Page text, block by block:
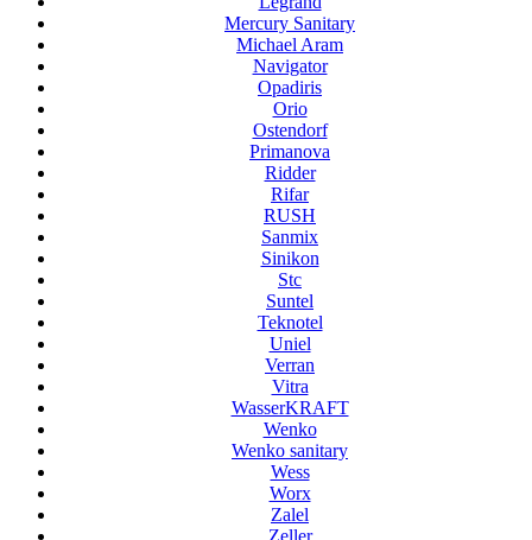
Mercury Sanitary
Michael Aram
Navigator
Opadiris
Orio
Ostendorf
Primanova
Ridder
Rifar
RUSH
Sanmix
Sinikon
Stc
Suntel
Teknotel
Uniel
Verran
Vitra
WasserKRAFT
Wenko
Wenko sanitary
Wess
Worx
Zalel